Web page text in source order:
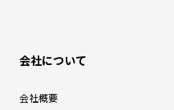
会社について
会社概要